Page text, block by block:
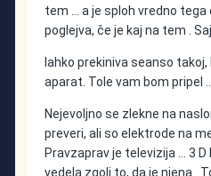
tem … a je sploh vredno tega
poglejva, če je kaj na tem .
lahko prekiniva seanso
aparat. Tole vam bom pripel
Nejevoljno se zlekne na
preveri, ali so elektrode na
Pravzaprav je televizija … 3
vedela zgolj to, da je njena .